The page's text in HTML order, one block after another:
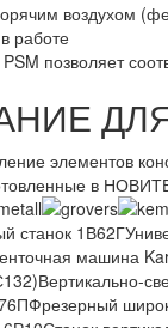
воздухом
работе
позволяет
элементов
в
машина
Вертикально-
Фрезерный